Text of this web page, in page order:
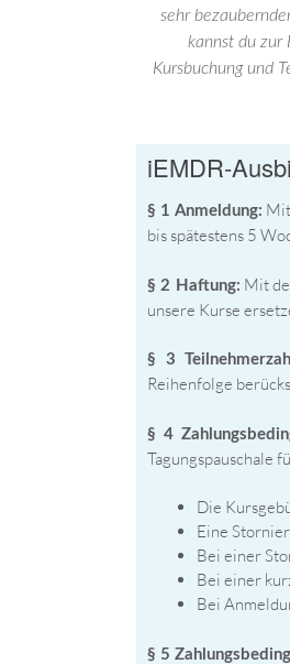
sehr
kannst du zur
Kursbuchung und
iEMDR-
§ 1 Anmeldung:
bis spätestens 5
§ 2 Haftung: Mit
unsere Kurse
§ 3
Reihenfolge
§ 4
Tagungspauschale
Die
Eine
Bei einer
Bei einer
Bei
§ 5